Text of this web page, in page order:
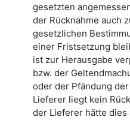
gesetzten
der Rücknahme auch
gesetzlichen
einer Fristsetzung
ist zur Herausgabe
bzw. der
oder der Pfändung
Lieferer liegt kein
der Lieferer hätte